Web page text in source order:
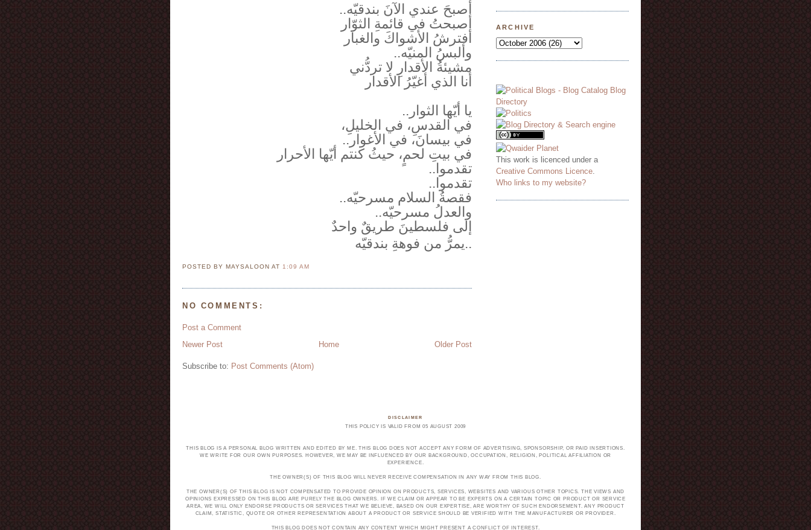
أصبحَ عندي الآنَ بندقيّه..
أصبحتُ في قائمةِ الثوّار
أفترشُ الأشواكَ والغبار
وألبسُ المنيّه..
مشيئةُ الأقدارِ لا تردُّني
أنا الذي أغيّرُ الأقدار
يا أيّها الثوار..
في القدسِ، في الخليلِ،
في بيسانَ، في الأغوار..
في بيتِ لحمٍ، حيثُ كنتم أيّها الأحرار
تقدموا..
تقدموا..
فقصةُ السلام مسرحيّه..
والعدلُ مسرحيّه..
إلى فلسطينَ طريقٌ واحدٌ
يمرُّ من فوهةِ بندقيّه..
POSTED BY MAYSALOONAT 1:09 AM
NO COMMENTS:
Post a Comment
Newer Post
Older Post
Home
Subscribe to: Post Comments (Atom)
ARCHIVE
This work is licenced under a
Creative Commons Licence
Who links to my website?
DISCLAIMER
THIS POLICY IS VALID FROM 05 AUGUST 2009
THIS BLOG IS A PERSONAL BLOG WRITTEN AND EDITED BY ME. THIS BLOG DOES NOT ACCEPT ANY FORM OF ADVERTISING, SPONSORSHIP, OR PAID INSERTIONS.
WE WRITE FOR OUR OWN PURPOSES. HOWEVER, WE MAY BE INFLUENCED BY OUR BACKGROUND, OCCUPATION, RELIGION, POLITICAL AFFILIATION OR
EXPERIENCE.
THE OWNER(S) OF THIS BLOG WILL NEVER RECEIVE COMPENSATION IN ANY WAY FROM THIS BLOG.
THE OWNER(S) OF THIS BLOG IS NOT COMPENSATED TO PROVIDE OPINION ON PRODUCTS, SERVICES, WEBSITES AND VARIOUS OTHER TOPICS. THE VIEWS AND
OPINIONS EXPRESSED ON THIS BLOG ARE PURELY THE BLOG OWNERS. IF WE CLAIM OR APPEAR TO BE EXPERTS ON A CERTAIN TOPIC OR PRODUCT OR SERVICE
AREA, WE WILL ONLY ENDORSE PRODUCTS OR SERVICES THAT WE BELIEVE, BASED ON OUR EXPERTISE, ARE WORTHY OF SUCH ENDORSEMENT. ANY PRODUCT
CLAIM, STATISTIC, QUOTE OR OTHER REPRESENTATION ABOUT A PRODUCT OR SERVICE SHOULD BE VERIFIED WITH THE MANUFACTURER OR PROVIDER.
THIS BLOG DOES NOT CONTAIN ANY CONTENT WHICH MIGHT PRESENT A CONFLICT OF INTEREST.